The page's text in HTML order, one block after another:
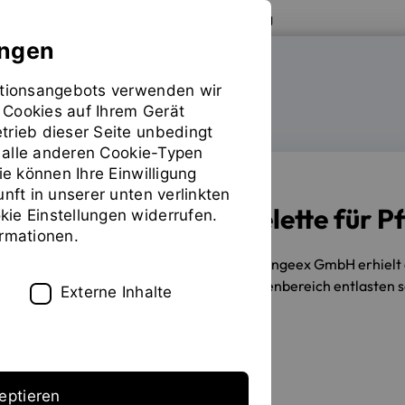
Zur Website der OTH Regensburg
FAKULTÄT MASCHINENBAU
Innovative Exoskelette für
Für die Gründung der engeex GmbH
spezialisiert, die den unteren Rückenbereich entlasten
Brigitte Kauer
verwenden wir
auf Ihrem Gerät
dieser Seite unbedingt
anderen Cookie-Typen
können Ihre Einwilligung
in unserer unten verlinkten
Einstellungen widerrufen.
Externe Inhalte